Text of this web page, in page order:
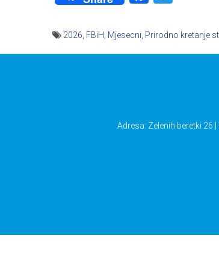
2026 FBiH Mjesecni Prirodno kretanje
Adresa: Zelenih beretki 26